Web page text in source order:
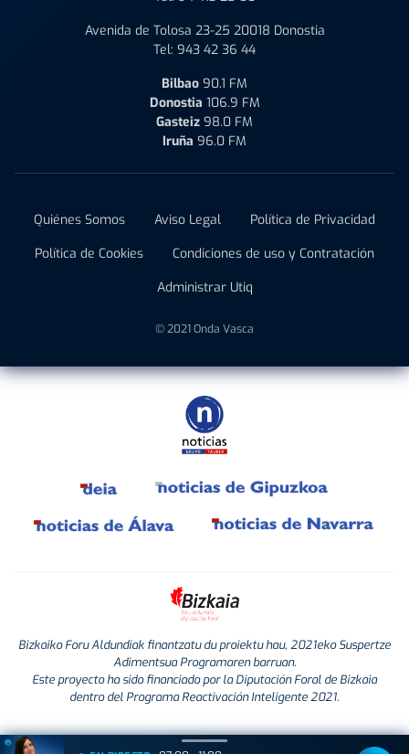
Avenida de Tolosa 23-25 20018 Donostia
Tel: 943 42 36 44
Bilbao 90.1 FM
Donostia 106.9 FM
Gasteiz 98.0 FM
Iruña 96.0 FM
Quiénes Somos Aviso Legal
Política de Privacidad
Política de Cookies
Condiciones de uso y Contratación
Administrar Utiq
© 2021 Onda Vasca
Bizkaiko Foru Aldundiak finantzatu du proiektu hau, 2021eko Suspertze
Adimentsua Programaren barruan.
Este proyecto ha sido financiado por la Diputación Foral de Bizkaia
dentro del Programa Reactivación Inteligente 2021.